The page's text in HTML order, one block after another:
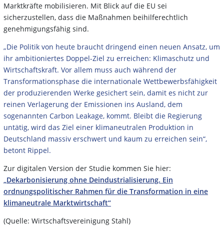
Marktkräfte mobilisieren. Mit Blick auf die EU sei
sicherzustellen, dass die Maßnahmen beihilferechtlich
genehmigungsfähig sind.
„Die Politik von heute braucht dringend einen neuen Ansatz, um
ihr ambitioniertes Doppel-Ziel zu erreichen: Klimaschutz und
Wirtschaftskraft. Vor allem muss auch während der
Transformationsphase die internationale Wettbewerbsfähigkeit
der produzierenden Werke gesichert sein, damit es nicht zur
reinen Verlagerung der Emissionen ins Ausland, dem
sogenannten Carbon Leakage, kommt. Bleibt die Regierung
untätig, wird das Ziel einer klimaneutralen Produktion in
Deutschland massiv erschwert und kaum zu erreichen sein“,
betont Rippel.
Zur digitalen Version der Studie kommen Sie hier:
„Dekarbonisierung ohne Deindustrialisierung. Ein
ordnungspolitischer Rahmen für die Transformation in eine
klimaneutrale Marktwirtschaft“
(Quelle: Wirtschaftsvereinigung Stahl)